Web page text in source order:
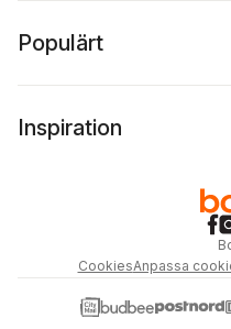
Populärt
Inspiration
CookiesAnpassa